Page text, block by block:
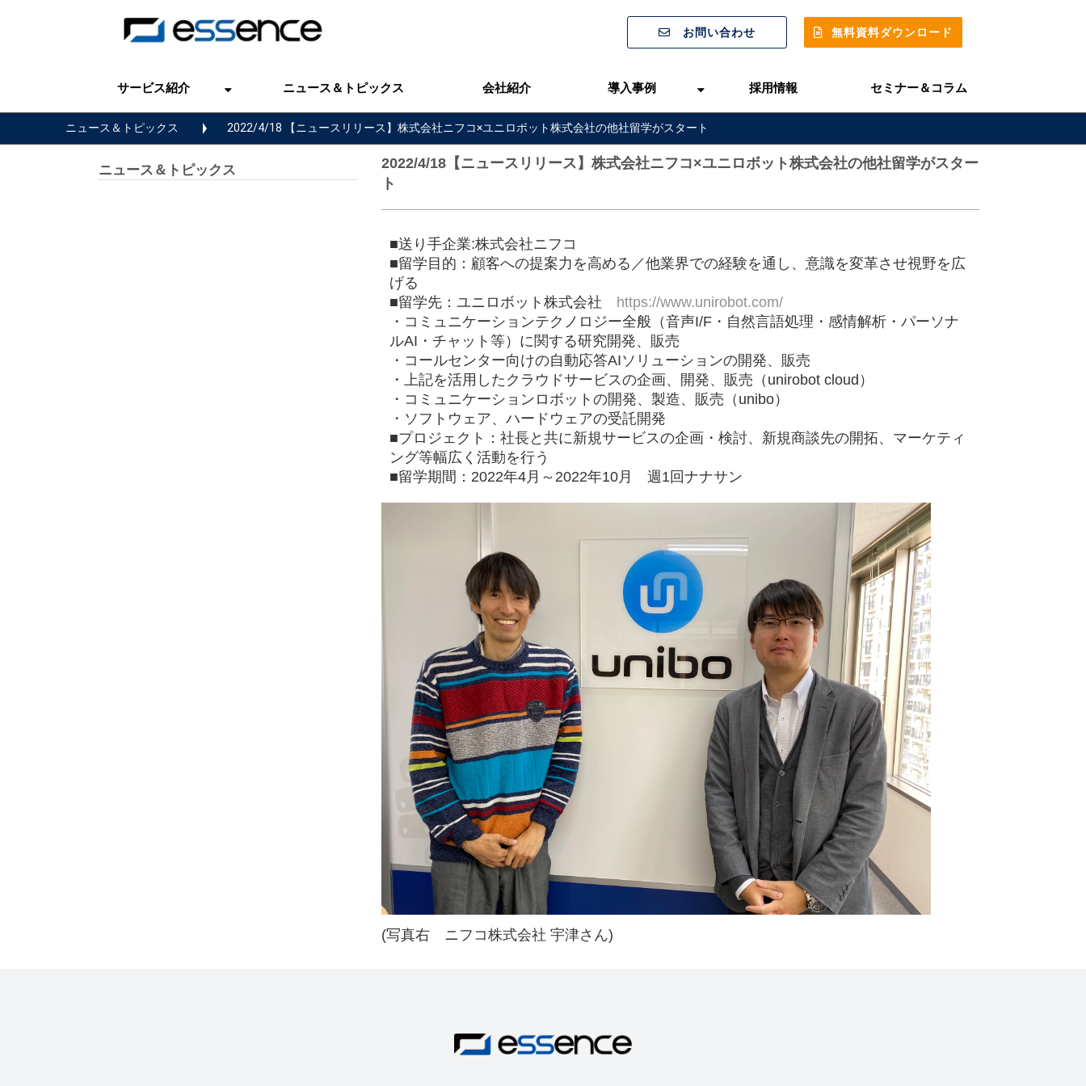
お問い合わせ 無料資料ダウンロード
サービス紹介 ニュース＆トピックス 会社紹介 導入事例 採用情報 セミナー＆コラム
ニュース＆トピックス 2022/4/18 【ニュースリリース】株式会社ニフコ×ユニロボット株式会社の他社留学がスタート
ニュース＆トピックス
2022/4/18【ニュースリリース】株式会社ニフコ×ユニロボット株式会社の他社留学がスター
ト
■送り手企業:株式会社ニフコ
■留学目的：顧客への提案力を高める／他業界での経験を通し、意識を変革させ視野を広
げる
■留学先：ユニロボット株式会社
https://www.unirobot.com/
・コミュニケーションテクノロジー全般（音声I/F・自然言語処理・感情解析・パーソナ
ルAI・チャット等）に関する研究開発、販売
・コールセンター向けの自動応答AIソリューションの開発、販売
・上記を活用したクラウドサービスの企画、開発、販売（unirobot cloud）
・コミュニケーションロボットの開発、製造、販売（unibo）
・ソフトウェア、ハードウェアの受託開発
■プロジェクト：社長と共に新規サービスの企画・検討、新規商談先の開拓、マーケティ
ング等幅広く活動を行う
■留学期間：2022年4月～2022年10月 週1回ナナサン
(写真右 ニフコ株式会社 宇津さん)